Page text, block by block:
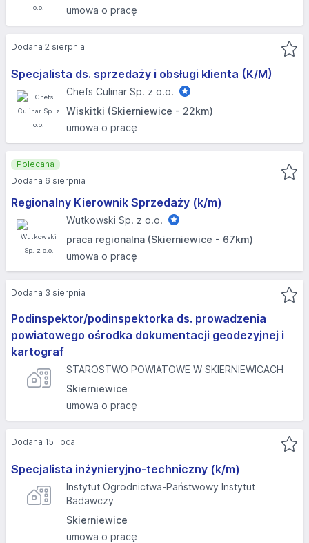
umowa o pracę
Specjalista ds. sprzedaży i obsługi klienta (K/M)
Chefs Culinar Sp. z o.o.
Wiskitki (Skierniewice - 22km)
umowa o pracę
Dodana 2 sierpnia
Regionalny Kierownik Sprzedaży (k/m)
Wutkowski Sp. z o.o.
praca regionalna (Skierniewice - 67km)
umowa o pracę
Polecana
Dodana 6 sierpnia
Podinspektor/podinspektorka ds. prowadzenia
powiatowego ośrodka dokumentacji geodezyjnej i
kartograf
STAROSTWO POWIATOWE W SKIERNIEWICACH
Skierniewice
umowa o pracę
Dodana 3 sierpnia
Specjalista inżynieryjno-techniczny (k/m)
Instytut Ogrodnictwa-Państwowy Instytut
Badawczy
Skierniewice
umowa o pracę
Dodana 15 lipca